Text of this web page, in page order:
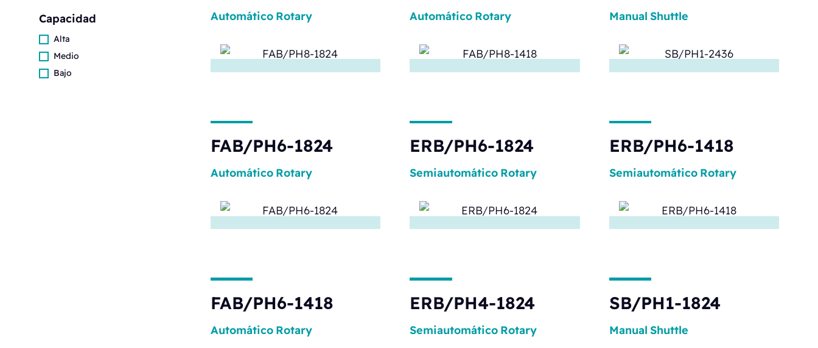
Capacidad
Alta
Medio
Bajo
Automático Rotary Automático Rotary Manual Shuttle
FAB/PH6-1824
Automático Rotary
ERB/PH6-1824
Semiautomático Rotary
ERB/PH6-1418
Semiautomático Rotary
FAB/PH6-1418
Automático Rotary
ERB/PH4-1824
Semiautomático Rotary
SB/PH1-1824
Manual Shuttle